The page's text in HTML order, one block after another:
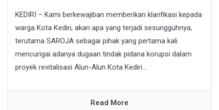
KEDIRI – Kami berkewajiban memberikan klarifikasi kepada
warga Kota Kediri, akan apa yang terjadi sesungguhnya,
terutama SAROJA sebagai pihak yang pertama kali
mencurigai adanya dugaan tindak pidana korupsi dalam
proyek revitalisasi Alun-Alun Kota Kediri...
Read More